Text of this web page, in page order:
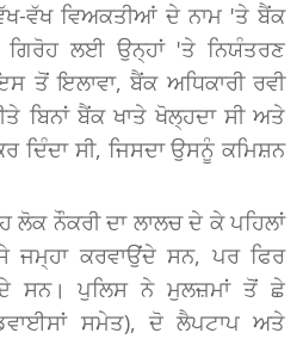
ਵੱਖ ਵਿਅਕਤੀਆਂ ਦੇ ਨਾਮ 'ਤੇ ਬੈਂਕ
ਗਿਰੋਹ ਲਈ ਉਨ੍ਹਾਂ 'ਤੇ ਨਿਯੰਤਰਣ
ਤੋਂ ਇਲਾਵਾ, ਬੈਂਕ ਅਧਿਕਾਰੀ ਰਵੀ
ਬਿਨਾਂ ਬੈਂਕ ਖਾਤੇ ਖੋਲ੍ਹਦਾ ਸੀ ਅਤੇ
ਦਿੰਦਾ ਸੀ, ਜਿਸਦਾ ਉਸਨੂੰ ਕਮਿਸ਼ਨ
ਲੋਕ ਨੌਕਰੀ ਦਾ ਲਾਲਚ ਦੇ ਕੇ ਪਹਿਲਾਂ
ਜਮ੍ਹਾ ਕਰਵਾਉਂਦੇ ਸਨ, ਪਰ ਫਿਰ
ਸਨ। ਪੁਲਿਸ ਨੇ ਮੁਲਜ਼ਮਾਂ ਤੋਂ ਛੇ
ਸਮੇਤ), ਦੋ ਲੈਪਟਾਪ ਅਤੇ